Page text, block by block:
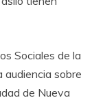
Sociales de la
audiencia sobre
de Nueva